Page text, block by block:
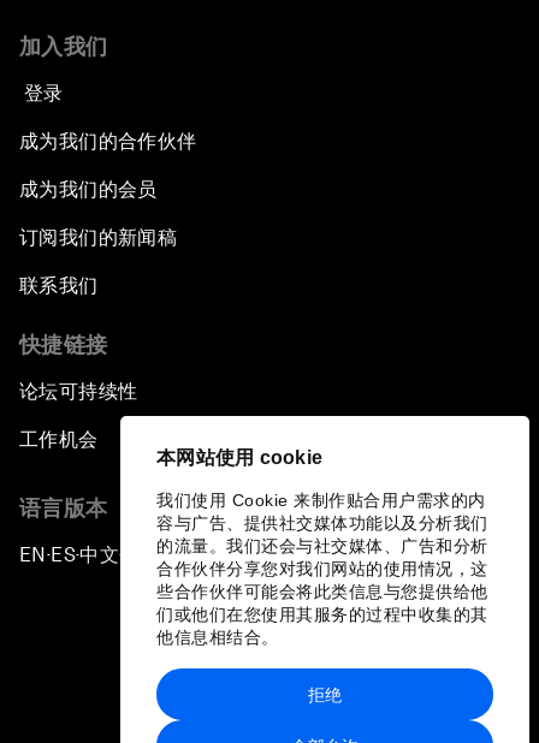
本网站使用 cookie
我们使用 Cookie 来制作贴合用户需求的内
容与广告、提供社交媒体功能以及分析我们
的流量。我们还会与社交媒体、广告和分析
合作伙伴分享您对我们网站的使用情况，这
些合作伙伴可能会将此类信息与您提供给他
们或他们在您使用其服务的过程中收集的其
他信息相结合。
拒绝
加入我们
登录
成为我们的合作伙伴
成为我们的会员
订阅我们的新闻稿
联系我们
快捷链接
论坛可持续性
工作机会
语言版本
EN ▪ES▪中文▪ 日本語